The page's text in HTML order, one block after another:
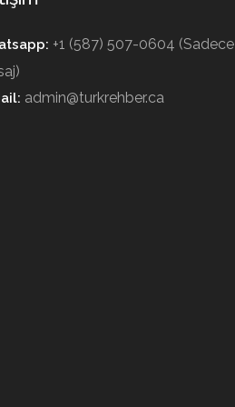
+1 (587) 507-0604 (Sadece
admin@turkrehber.ca